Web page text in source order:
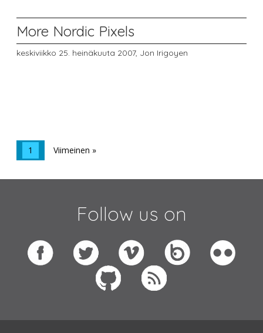
More Nordic Pixels
keskiviikko 25. heinäkuuta 2007, Jon Irigoyen
1 Viimeinen »
Follow us on